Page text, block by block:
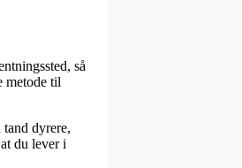
så
metode til
dyrere,
du lever i